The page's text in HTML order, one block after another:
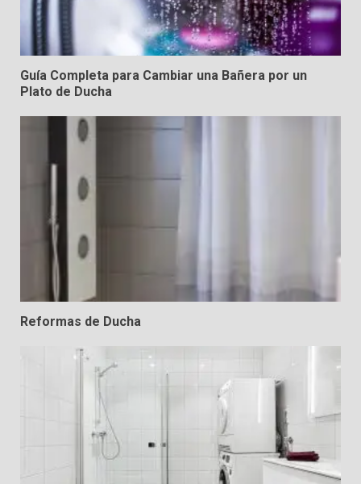
Guía Completa para Cambiar una Bañera por un
Plato de Ducha
Reformas de Ducha